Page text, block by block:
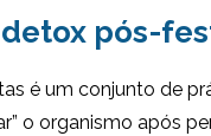
pós-
é um conjunto de
o organismo após